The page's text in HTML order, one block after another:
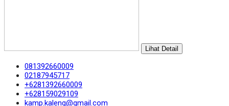
Lihat Detail
081392660009
02187945717
+6281392660009
+628159029109
kamp.kaleng@gmail.com